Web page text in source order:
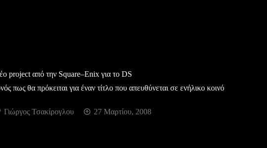
project από την Square–Enix για το DS
πως θα πρόκειται για έναν τίτλο που απευθύνεται σε ενήλικο κοινό
Γιώργος Τσακίρογλου 27 Μαρτίου, 2008